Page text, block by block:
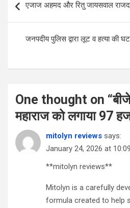
navigation
एजाज अहमद और रितु जायसवाल
जनपदीय पुलिस द्वारा लूट व हत्या
One thought on “
महाराज को लगाया 97
mitolyn reviews says:
January 24, 2026 at
**mitolyn reviews**
Mitolyn is a carefully
formula created to help